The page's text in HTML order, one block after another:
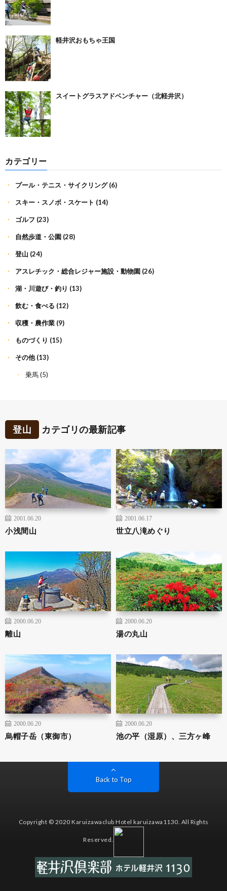
軽井沢おもちゃ王国
スイートグラスアドベンチャー（北軽井沢）
カテゴリー
プール・テニス・サイクリング(6)
スキー・スノボ・スケート (14)
ゴルフ (23)
自然歩道・公園 (28)
登山 (24)
アスレチック・総合レジャー施設・動物園 (26)
湖・川遊び・釣り (13)
飲む・食べる (12)
収穫・農作業 (9)
ものづくり (15)
その他(13)
乗馬(5)
登山 カテゴリの最新記事
2001.06.20
小浅間山
2001.06.17
世立八滝めぐり
2000.06.20
離山
2000.06.20
湯の丸山
2000.06.20
烏帽子岳（東御市）
2000.06.20
池の平（湿原）、三方ヶ峰
Back to Top
Copyright © 2020 Karuizawaclub Hotel karuizawa1130. All Rights
Reserved.